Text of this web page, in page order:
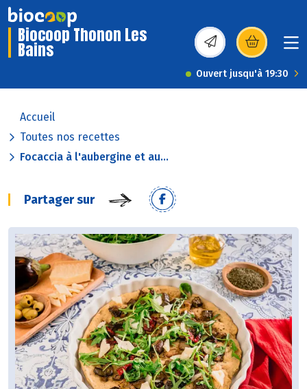
Biocoop Thonon Les
Bains (s’ouvre dans une
Ouvert jusqu'à 19:30
Accueil
Toutes nos recettes
Focaccia à l'aubergine et au...
Partager sur